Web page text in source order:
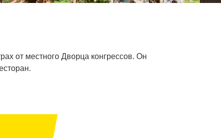
от местного Дворца конгрессов. Он